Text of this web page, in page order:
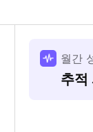
월간
추적